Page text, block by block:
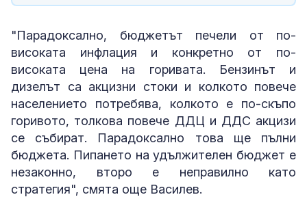
"Парадоксално, бюджетът печели от по-
високата инфлация и конкретно от по-
високата цена на горивата. Бензинът и
дизелът са акцизни стоки и колкото повече
населението потребява, колкото е по-скъпо
горивото, толкова повече ДДЦ и ДДС акцизи
се събират. Парадоксално това ще пълни
бюджета. Пипането на удължителен бюджет е
незаконно, второ е неправилно като
стратегия", смята още Василев.